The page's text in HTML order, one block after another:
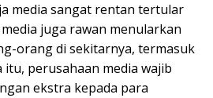
media sangat rentan tertular
juga rawan menularkan
orang di sekitarnya, termasuk
itu, perusahaan media wajib
ekstra kepada para